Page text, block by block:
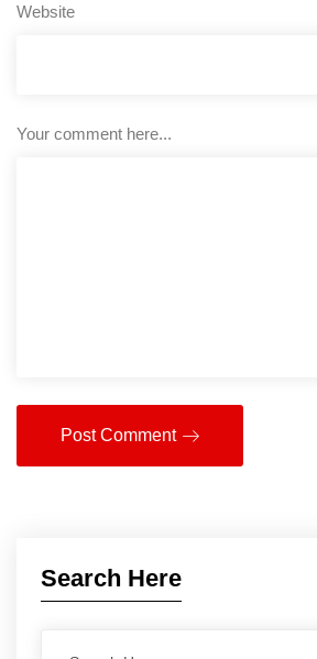
Website
Your comment here...
Post Comment
Search Here